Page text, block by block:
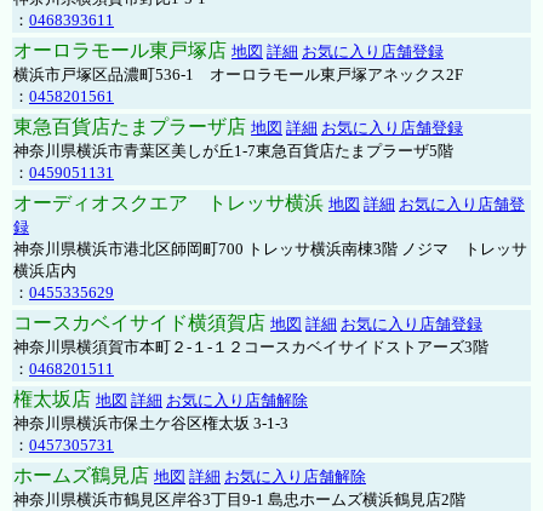
： 0468393611
オーロラモール東戸塚店 地図 詳細 お気に入り店舗登録
横浜市戸塚区品濃町536-1 オーロラモール東戸塚アネックス2F
： 0458201561
東急百貨店たまプラーザ店 地図 詳細 お気に入り店舗登録
神奈川県横浜市青葉区美しが丘1-7東急百貨店たまプラーザ5階
： 0459051131
オーディオスクエア トレッサ横浜 地図 詳細 お気に入り店舗登
録
神奈川県横浜市港北区師岡町700 トレッサ横浜南棟3階 ノジマ トレッサ
横浜店内
： 0455335629
コースカベイサイド横須賀店 地図 詳細 お気に入り店舗登録
神奈川県横須賀市本町２-１-１２コースカベイサイドストアーズ3階
： 0468201511
権太坂店 地図 詳細 お気に入り店舗解除
神奈川県横浜市保土ケ谷区権太坂 3-1-3
： 0457305731
ホームズ鶴見店 地図 詳細 お気に入り店舗解除
神奈川県横浜市鶴見区岸谷3丁目9-1 島忠ホームズ横浜鶴見店2階